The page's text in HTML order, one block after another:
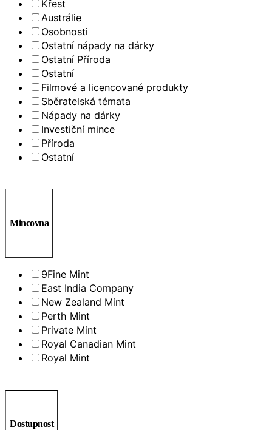
Křest
Austrálie
Osobnosti
Ostatní nápady na dárky
Ostatní Příroda
Ostatní
Filmové a licencované produkty
Sběratelská témata
Nápady na dárky
Investiční mince
Příroda
Ostatní
Mincovna
9Fine Mint
East India Company
New Zealand Mint
Perth Mint
Private Mint
Royal Canadian Mint
Royal Mint
Dostupnost